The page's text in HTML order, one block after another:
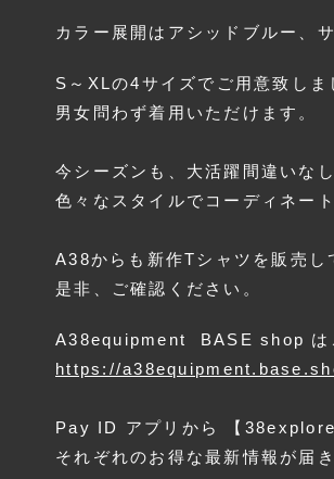
カラー展開はアシッドブルー、
S～XLの4サイズでご用意致しま
男女問わず着用いただけます。
今シーズンも、大活躍間違いな
色々なスタイルでコーディネー
A38からも新作Tシャツを販売し
是非、ご確認ください。
A38equipment BASE shop は
https://
Pay ID アプリから 【38explore
それぞれのお得な最新情報が